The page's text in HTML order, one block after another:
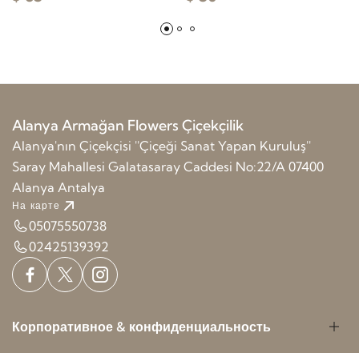
Alanya Armağan Flowers Çiçekçilik
Alanya'nın Çiçekçisi ''Çiçeği Sanat Yapan Kuruluş''
Saray Mahallesi Galatasaray Caddesi No:22/A 07400
Alanya Antalya
На карте
05075550738
02425139392
Корпоративное & конфиденциальность